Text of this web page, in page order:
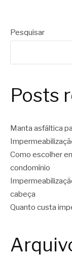
Pesquisar
Posts
Manta asfáltica
Como escolher
condomínio
cabeça
Quanto custa